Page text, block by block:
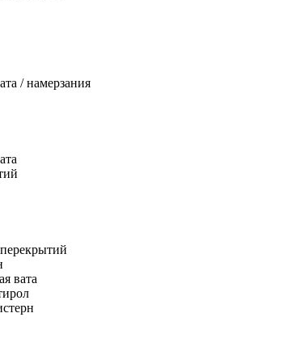
/ намерзания
вата